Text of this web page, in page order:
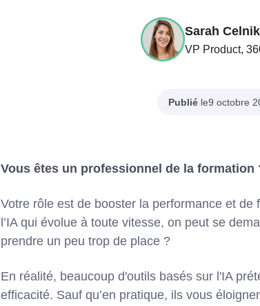
Sarah Celnik
VP Product,
Publié le9 octobre
Vous êtes un professionnel de la formation
Votre rôle est de booster la performance et
l’IA qui évolue à toute vitesse, on peut se
prendre un peu trop de place ?
En réalité, beaucoup d'outils basés sur l'IA
efficacité. Sauf qu’en pratique, ils vous